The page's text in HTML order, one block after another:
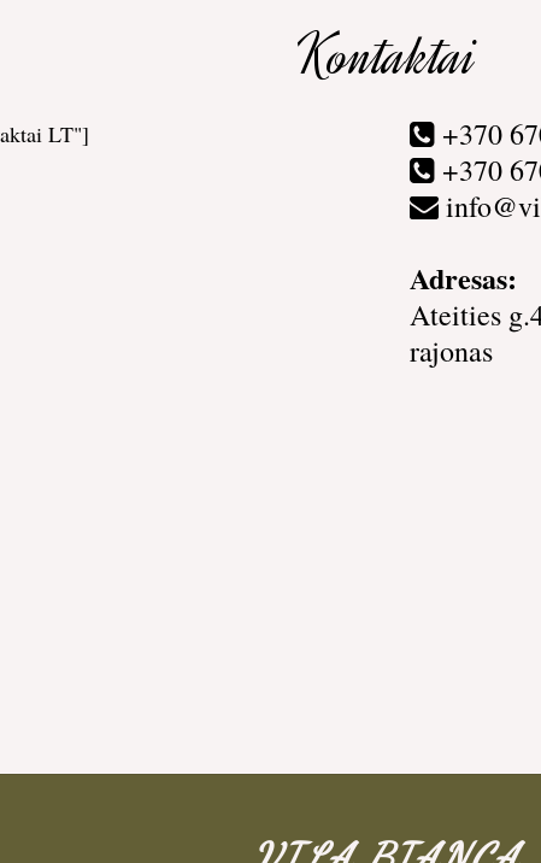
Kontaktai
LT"]
+370
+370
Adresas:
Ateities
rajonas